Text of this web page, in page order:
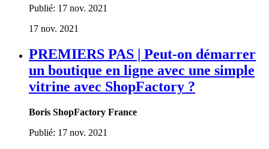
Publié: 17 nov. 2021
17 nov. 2021
PREMIERS PAS | Peut-on démarrer
un boutique en ligne avec une simple
vitrine avec ShopFactory ?
Boris ShopFactory France
Publié: 17 nov. 2021